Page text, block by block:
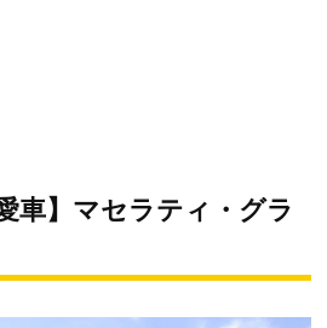
車】マセラティ・グラ